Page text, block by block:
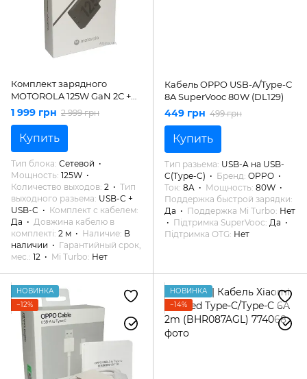
Комплект зарядного
MOTOROLA 125W GaN 2С +
кабель 2m (PG38C06632)
1 999 грн 2 999 грн
Купить
Тип блока Сетевой
Мощность 125W
Количество выходов 2
Тип
выходного разьема USB-C +
USB-C
Комплект с кабелем
Да
Довжина кабелю в
комплекті 2 м Наличие В
наличии
Гарантийный срок,
мес. 12 Mi Turbo Нет
Кабель OPPO USB-A/Type-C
8A SuperVooc 80W (DL129)
449 грн 499 грн
Купить
Тип разьема USB-A на USB-
C(Type-C)
Бренд OPPO
Ток 8A Мощность 80W
Поддержка быстрой зарядки
Да
Поддержка Mi Turbo Нет
Підтримка SuperVooc Да
Підтримка OTG Нет
НОВИНКА
−12%
НОВИНКА
−14%